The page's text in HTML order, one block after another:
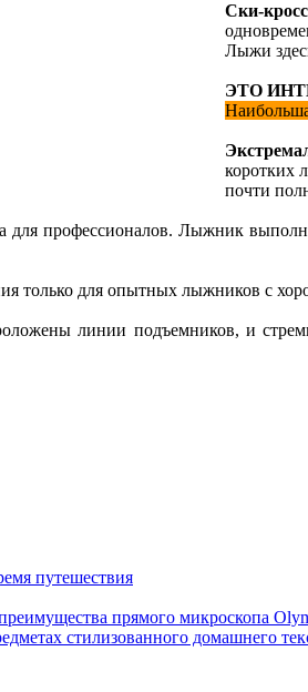
Ски-кросс
Лыжи
ЭТО
коротких
почти
профессионалов. Лыжник
только для опытных лыжников с
линии подъемников, и
путешествия
прямого микроскопа
стилизованного домашнего